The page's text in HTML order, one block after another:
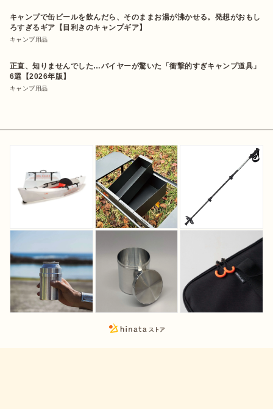
キャンプで缶ビールを飲んだら、そのままお湯が沸かせる。発想がおもし
ろすぎるギア【目利きのキャンプギア】
キャンプ用品
正直、知りませんでした…バイヤーが驚いた「衝撃的すぎキャンプ道具」
6選【2026年版】
キャンプ用品